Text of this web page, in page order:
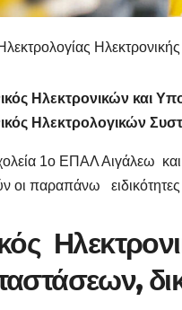
Ηλεκτρονικής
Ηλεκτρονικών και
Ηλεκτρολογικών
1ο ΕΠΑΛ Αιγάλεω
οι παραπάνω ειδικότητες